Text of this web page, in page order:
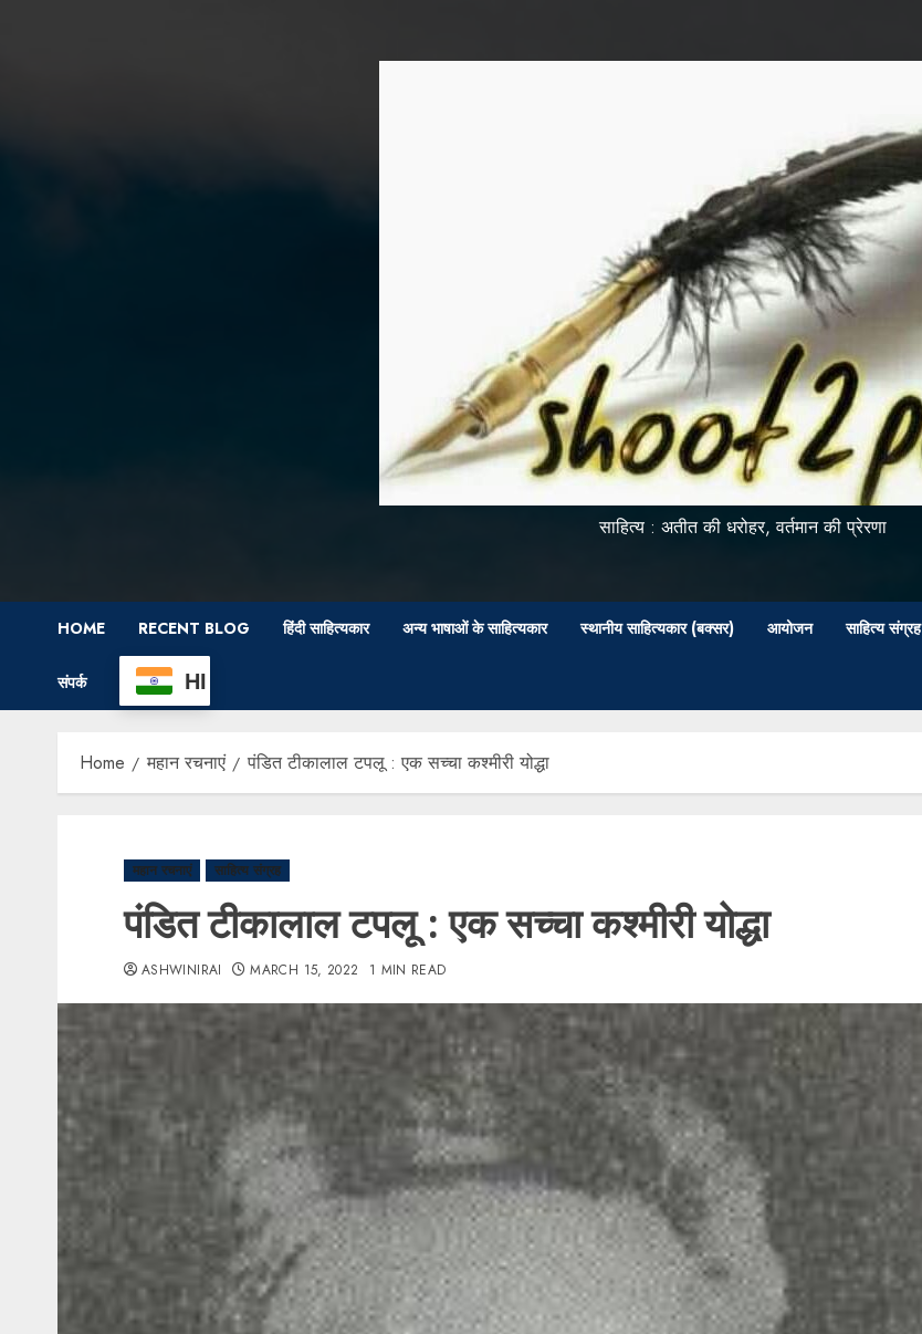
साहित्य : अतीत की धरोहर, वर्तमान की प्रेरणा
HOME RECENT BLOG हिंदी साहित्यकार अन्य भाषाओं के साहित्यकार स्थानीय साहित्यकार (बक्सर) आयोजन साहित्य संग्रह
संपर्क HI
Home महान रचनाएं पंडित टीकालाल टपलू : एक सच्चा कश्मीरी योद्धा
महान रचनाएं साहित्य संग्रह
पंडित टीकालाल टपलू : एक सच्चा कश्मीरी योद्धा
ASHWINIRAI MARCH 15, 2022 1 MIN READ